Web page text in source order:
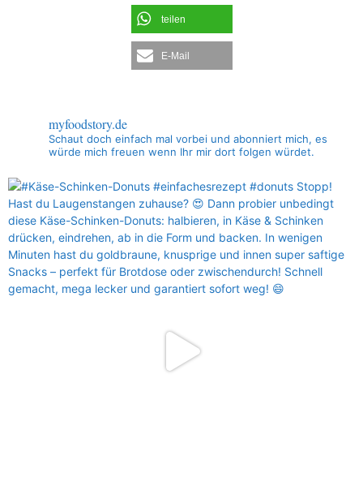
teilen
E-Mail
myfoodstory.de
Schaut doch einfach mal vorbei und abonniert mich, es
würde mich freuen wenn Ihr mir dort folgen würdet.